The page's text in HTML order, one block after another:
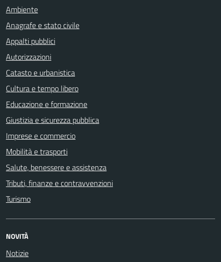
Ambiente
Anagrafe e stato civile
Appalti pubblici
Autorizzazioni
Catasto e urbanistica
Cultura e tempo libero
Educazione e formazione
Giustizia e sicurezza pubblica
Imprese e commercio
Mobilità e trasporti
Salute, benessere e assistenza
Tributi, finanze e contravvenzioni
Turismo
NOVITÀ
Notizie